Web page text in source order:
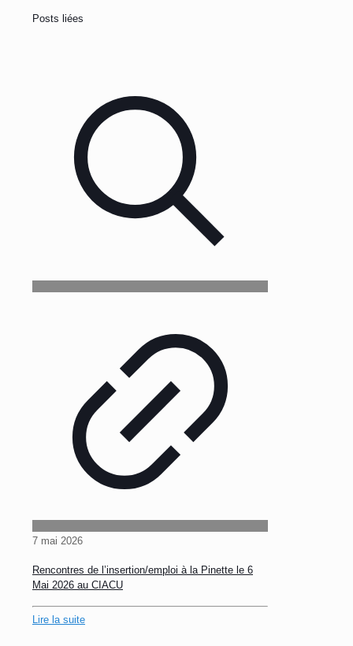
Posts liées
7 mai 2026
Rencontres de l’insertion/emploi à la Pinette le 6
Mai 2026 au CIACU
Lire la suite